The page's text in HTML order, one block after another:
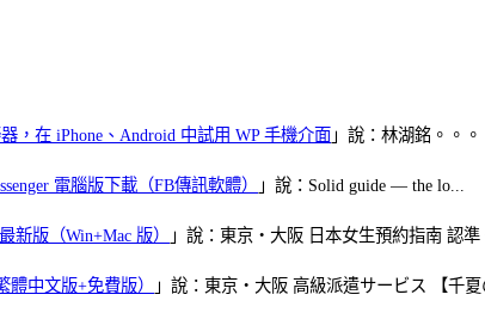
，在 iPhone、Android 中試用 WP 手機介面 」說：林湖銘。。。
電腦版下載（FB傳訊軟體） 」說：Solid guide — the lo...
新版（Win+Mac 版） 」說：東京・大阪 日本女生預約指南 認準
中文版+免費版） 」說：東京・大阪 高級派遣サービス 【千夏